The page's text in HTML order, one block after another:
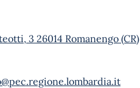
3 26014 Romanengo (CR)